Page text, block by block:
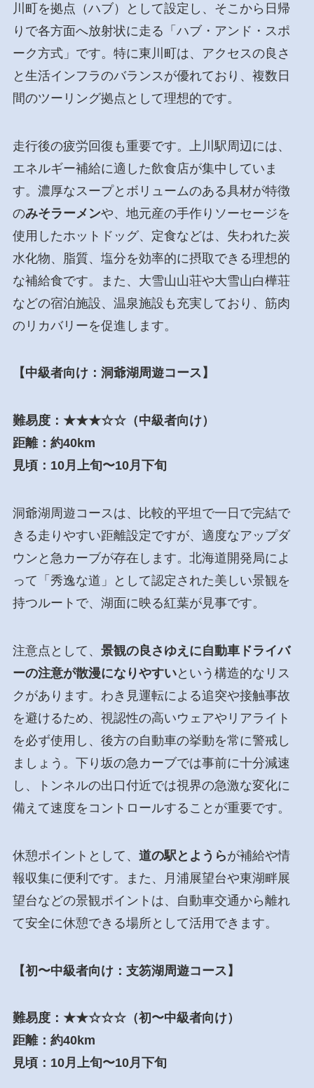
川町を拠点（ハブ）として設定し、そこから日帰
りで各方面へ放射状に走る「ハブ・アンド・スポ
ーク方式」です。特に東川町は、アクセスの良さ
と生活インフラのバランスが優れており、複数日
間のツーリング拠点として理想的です。
走行後の疲労回復も重要です。上川駅周辺には、
エネルギー補給に適した飲食店が集中していま
す。濃厚なスープとボリュームのある具材が特徴
のみそラーメンや、地元産の手作りソーセージを
使用したホットドッグ、定食などは、失われた炭
水化物、脂質、塩分を効率的に摂取できる理想的
な補給食です。また、大雪山山荘や大雪山白樺荘
などの宿泊施設、温泉施設も充実しており、筋肉
のリカバリーを促進します。
【中級者向け：洞爺湖周遊コース】
難易度：★★★☆☆（中級者向け）
距離：約40km
見頃：10月上旬〜10月下旬
洞爺湖周遊コースは、比較的平坦で一日で完結で
きる走りやすい距離設定ですが、適度なアップダ
ウンと急カーブが存在します。北海道開発局によ
って「秀逸な道」として認定された美しい景観を
持つルートで、湖面に映る紅葉が見事です。
注意点として、 景観の良さゆえに自動車ドライバ
ーの注意が散漫になりやすいという構造的なリス
クがあります。わき見運転による追突や接触事故
を避けるため、視認性の高いウェアやリアライト
を必ず使用し、後方の自動車の挙動を常に警戒し
ましょう。下り坂の急カーブでは事前に十分減速
し、トンネルの出口付近では視界の急激な変化に
備えて速度をコントロールすることが重要です。
休憩ポイントとして、 道の駅とようらが補給や情
報収集に便利です。また、月浦展望台や東湖畔展
望台などの景観ポイントは、自動車交通から離れ
て安全に休憩できる場所として活用できます。
【初〜中級者向け：支笏湖周遊コース】
難易度：★★☆☆☆（初〜中級者向け）
距離：約40km
見頃：10月上旬〜10月下旬